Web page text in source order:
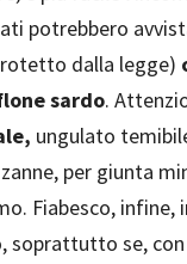
potrebbero
dalla legge)
sardo.
ungulato
per giunta
Fiabesco, infine,
soprattutto se,